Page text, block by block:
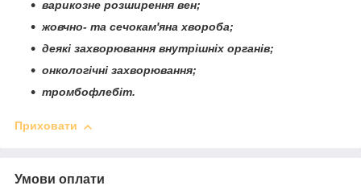
варикозне розширення вен;
жовчно- та сечокам'яна хвороба;
деякі захворювання внутрішніх органів;
онкологічні захворювання;
тромбофлебіт.
Приховати
Умови оплати